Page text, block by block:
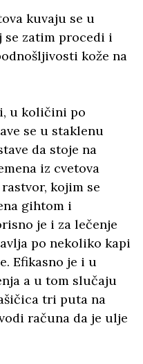
kuvaju se u
se zatim procedi i
kože na
u količini po
se u staklenu
da stoje na
iz cvetova
kojim se
gihtom i
je i za lečenje
po nekoliko kapi
Efikasno je i u
a u tom slučaju
tri puta na
računa da je ulje